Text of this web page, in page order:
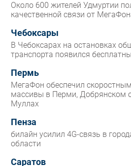
Около 600 жителей Удмуртии
качественной связи от
Чебоксары
В Чебоксарах на остановках
транспорта появился
Пермь
МегаФон обеспечил
массивы в Перми, Добрянском
Муллах
Пенза
билайн усилил 4G-связь в
области
Саратов